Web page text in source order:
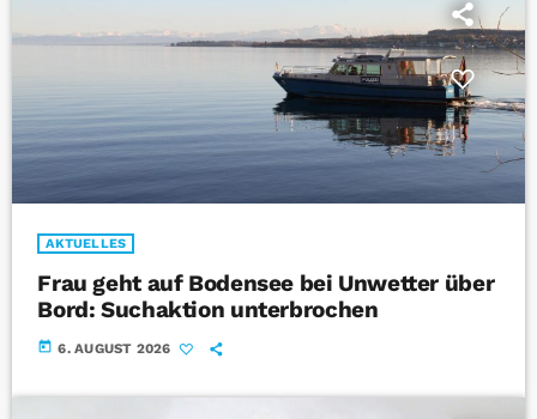
AKTUELLES
Frau geht auf Bodensee bei Unwetter über
Bord: Suchaktion unterbrochen
today 6. AUGUST 2026